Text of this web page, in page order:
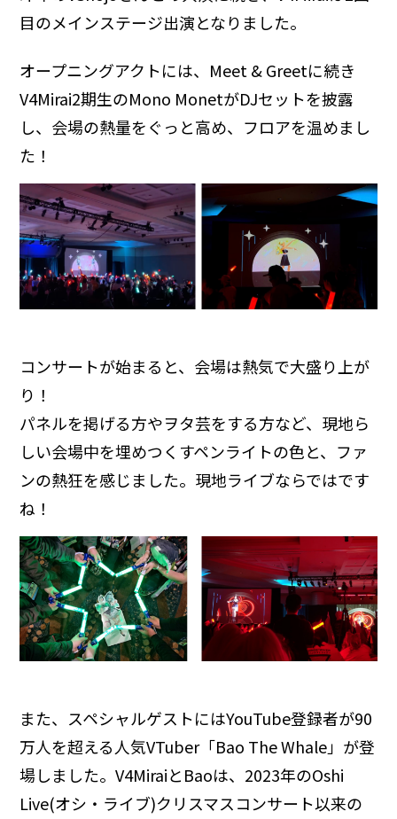
目のメインステージ出演となりました。
オープニングアクトには、Meet & Greetに続き
V4Mirai2期生のMono MonetがDJセットを披露
し、会場の熱量をぐっと高め、フロアを温めまし
た！
コンサートが始まると、会場は熱気で大盛り上が
り！
パネルを掲げる方やヲタ芸をする方など、現地ら
しい会場中を埋めつくすペンライトの色と、ファ
ンの熱狂を感じました。現地ライブならではです
ね！
また、スペシャルゲストにはYouTube登録者が90
万人を超える人気VTuber「Bao The Whale」が登
場しました。V4MiraiとBaoは、2023年のOshi
Live(オシ・ライブ)クリスマスコンサート以来の